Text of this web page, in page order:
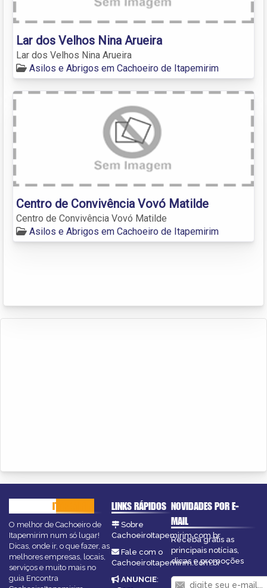
Lar dos Velhos Nina Arueira
Lar dos Velhos Nina Arueira
Asilos e Abrigos em Cachoeiro de Itapemirim
Centro de Convivência Vovó Matilde
Centro de Convivência Vovó Matilde
Asilos e Abrigos em Cachoeiro de Itapemirim
ITAPEMIRIM
O melhor de Cachoeiro de
Itapemirim num só lugar!
Dicas, onde ir, o que fazer, as
melhores empresas, locais,
serviços e muito mais no
guia Encontra
LINKS RÁPIDOS
Sobre
CachoeiroItapemirim.com.br
Fale com o
CachoeiroItapemirim.com.br
ANUNCIE:
NOVIDADES POR E-
MAIL
Receba grátis as
principais notícias,
dicas e promoções